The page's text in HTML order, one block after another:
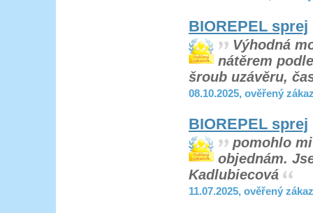
BIOREPEL sprej
Výhodná
nátěrem
šroub uzávěru,
08.10.2025, ověřený
BIOREPEL sprej
pomohlo
objednám.
Kadlubiecová
11.07.2025, ověřený